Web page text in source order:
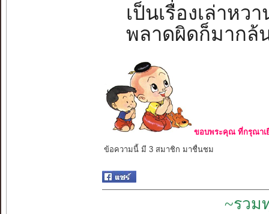
เป็นเรื่องเล่าหว
พลาดผิดก็มากล้
ขอบพระคุณ ที่กรุณาเ
ข้อความนี้ มี 3 สมาชิก มาชื่นชม
~รวม